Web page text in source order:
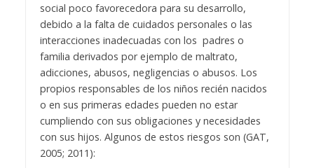
social poco favorecedora para su desarrollo,
debido a la falta de cuidados personales o las
interacciones inadecuadas con los padres o
familia derivados por ejemplo de maltrato,
adicciones, abusos, negligencias o abusos. Los
propios responsables de los niños recién nacidos
o en sus primeras edades pueden no estar
cumpliendo con sus obligaciones y necesidades
con sus hijos. Algunos de estos riesgos son (GAT,
2005; 2011):